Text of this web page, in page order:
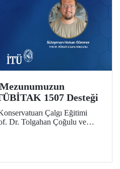
1507 Desteği
Çalgı Eğitimi
Dr. Tolgahan Çoğulu ve
Music Technologies